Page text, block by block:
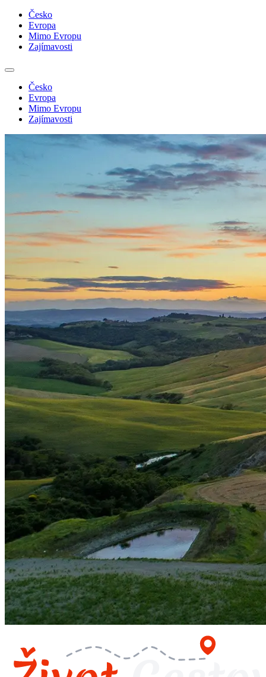
Česko
Evropa
Mimo Evropu
Zajímavosti
Česko
Evropa
Mimo Evropu
Zajímavosti